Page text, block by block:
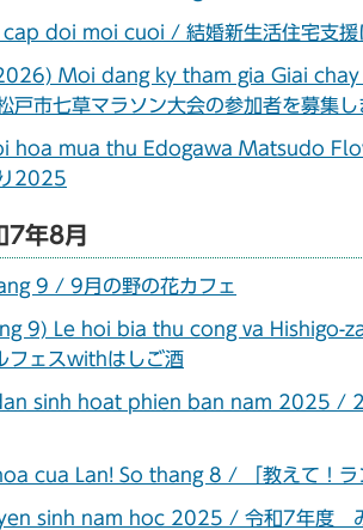
doi moi cuoi / 結婚新生活住宅支援
Moi dang ky tham gia Giai
七草マラソン大会の参加者を募集し
hoa mua thu Edogawa Matsudo
2025
年8月
9 / 9月の野の花カフェ
9) Le hoi bia thu cong va Hishigo-
フェスwithはしご酒
sinh hoat phien ban nam 2025 /
cua Lan! So thang 8 / 「教えて！ラ
sinh nam hoc 2025 / 令和7年度 み